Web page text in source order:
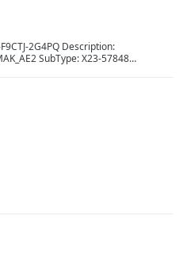
2G4PQ Description:
SubType: X23-57848